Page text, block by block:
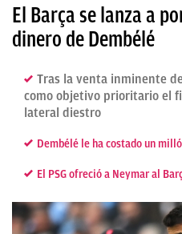
El Barça se lanza a
dinero de Dembélé
Tras la venta inminente
como objetivo prioritario el
lateral diestro
Dembélé le ha costado un
El PSG ofreció a Neymar al